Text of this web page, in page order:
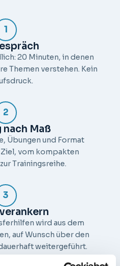
1
20 Minuten, in denen
Themen verstehen. Kein
2
Maß
Übungen und Format
vom kompakten
Trainingsreihe.
3
wird aus dem
auf Wunsch über den
weitergeführt.